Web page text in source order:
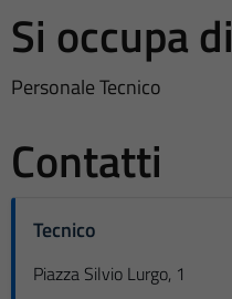
Si occupa di
Personale Tecnico
Contatti
Tecnico
Piazza Silvio Lurgo, 1